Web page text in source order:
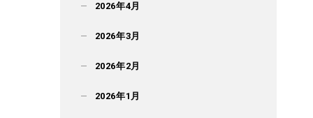
2026年4月
2026年3月
2026年2月
2026年1月